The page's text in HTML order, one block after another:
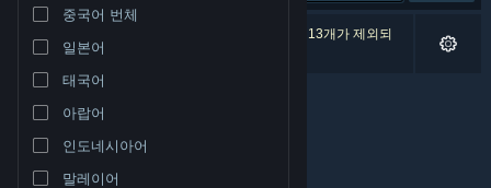
언어 변경
Steam 모바일 앱 다운로드
PC 웹사이트 보기
중국어 번체
일본어
태국어
아랍어
인도네시아어
말레이어
검색 결과가 0개 있습니다. 환경 설정에 따라 게임 13개가 제외되
었습니다.